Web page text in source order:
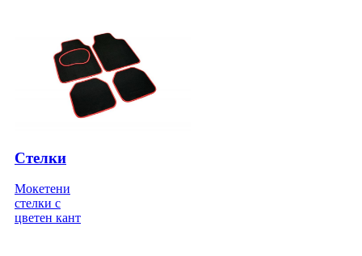
Стелки
Мокетени
стелки с
цветен кант